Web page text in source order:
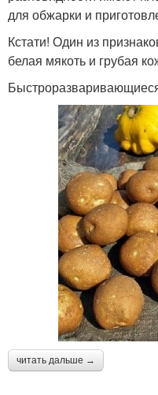
для обжарки и
Кстати! Один из
белая мякоть и грубая
читать дальше →